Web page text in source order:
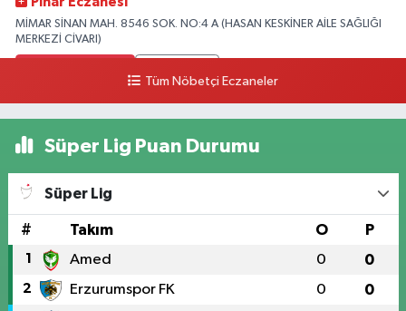
MİMAR SİNAN MAH. 8546 SOK. NO:4 A (HASAN KESKİNER AİLE SAĞLIĞI
MERKEZİ CİVARI)
Tüm Nöbetçi Eczaneler
Süper Lig Puan Durumu
Süper Lig
# Takım O P
1 Amed 0 0
2 Erzurumspor FK 0 0